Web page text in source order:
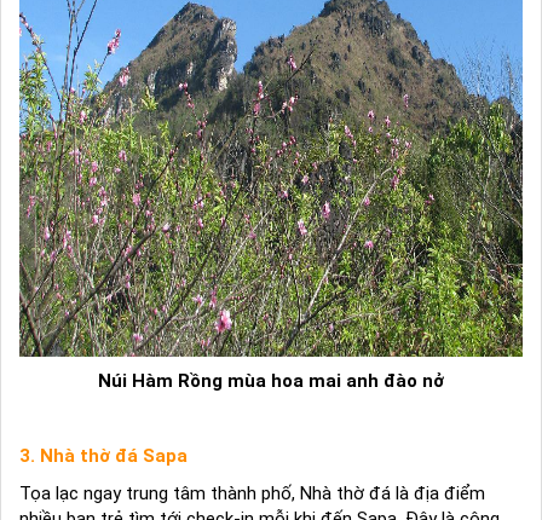
Núi Hàm Rồng mùa hoa mai anh đào nở
3. Nhà thờ đá Sapa
Tọa lạc ngay trung tâm thành phố, Nhà thờ đá là địa điểm